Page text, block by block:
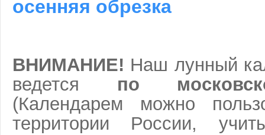
осенняя обрезка
ВНИМАНИЕ! Наш лунный
ведется по
(Календарем можно
территории России,